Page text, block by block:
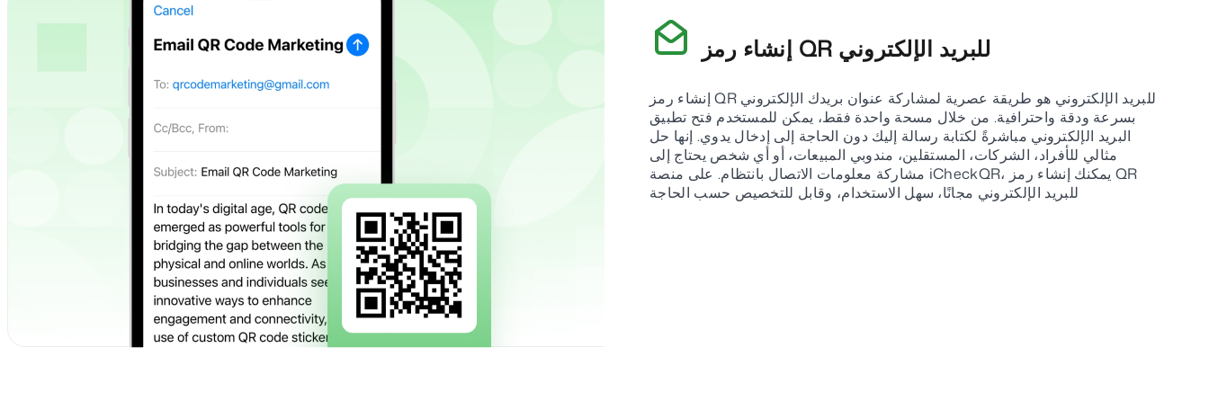
إنشاء رمز QR للبريد الإلكتروني
إنشاء رمز QR للبريد الإلكتروني هو طريقة عصرية لمشاركة عنوان بريدك الإلكتروني
بسرعة ودقة واحترافية. من خلال مسحة واحدة فقط، يمكن للمستخدم فتح تطبيق
البريد الإلكتروني مباشرةً لكتابة رسالة إليك دون الحاجة إلى إدخال يدوي. إنها حل
مثالي للأفراد، الشركات، المستقلين، مندوبي المبيعات، أو أي شخص يحتاج إلى
مشاركة معلومات الاتصال بانتظام. على منصة iCheckQR، يمكنك إنشاء رمز QR
للبريد الإلكتروني مجانًا، سهل الاستخدام، وقابل للتخصيص حسب الحاجة